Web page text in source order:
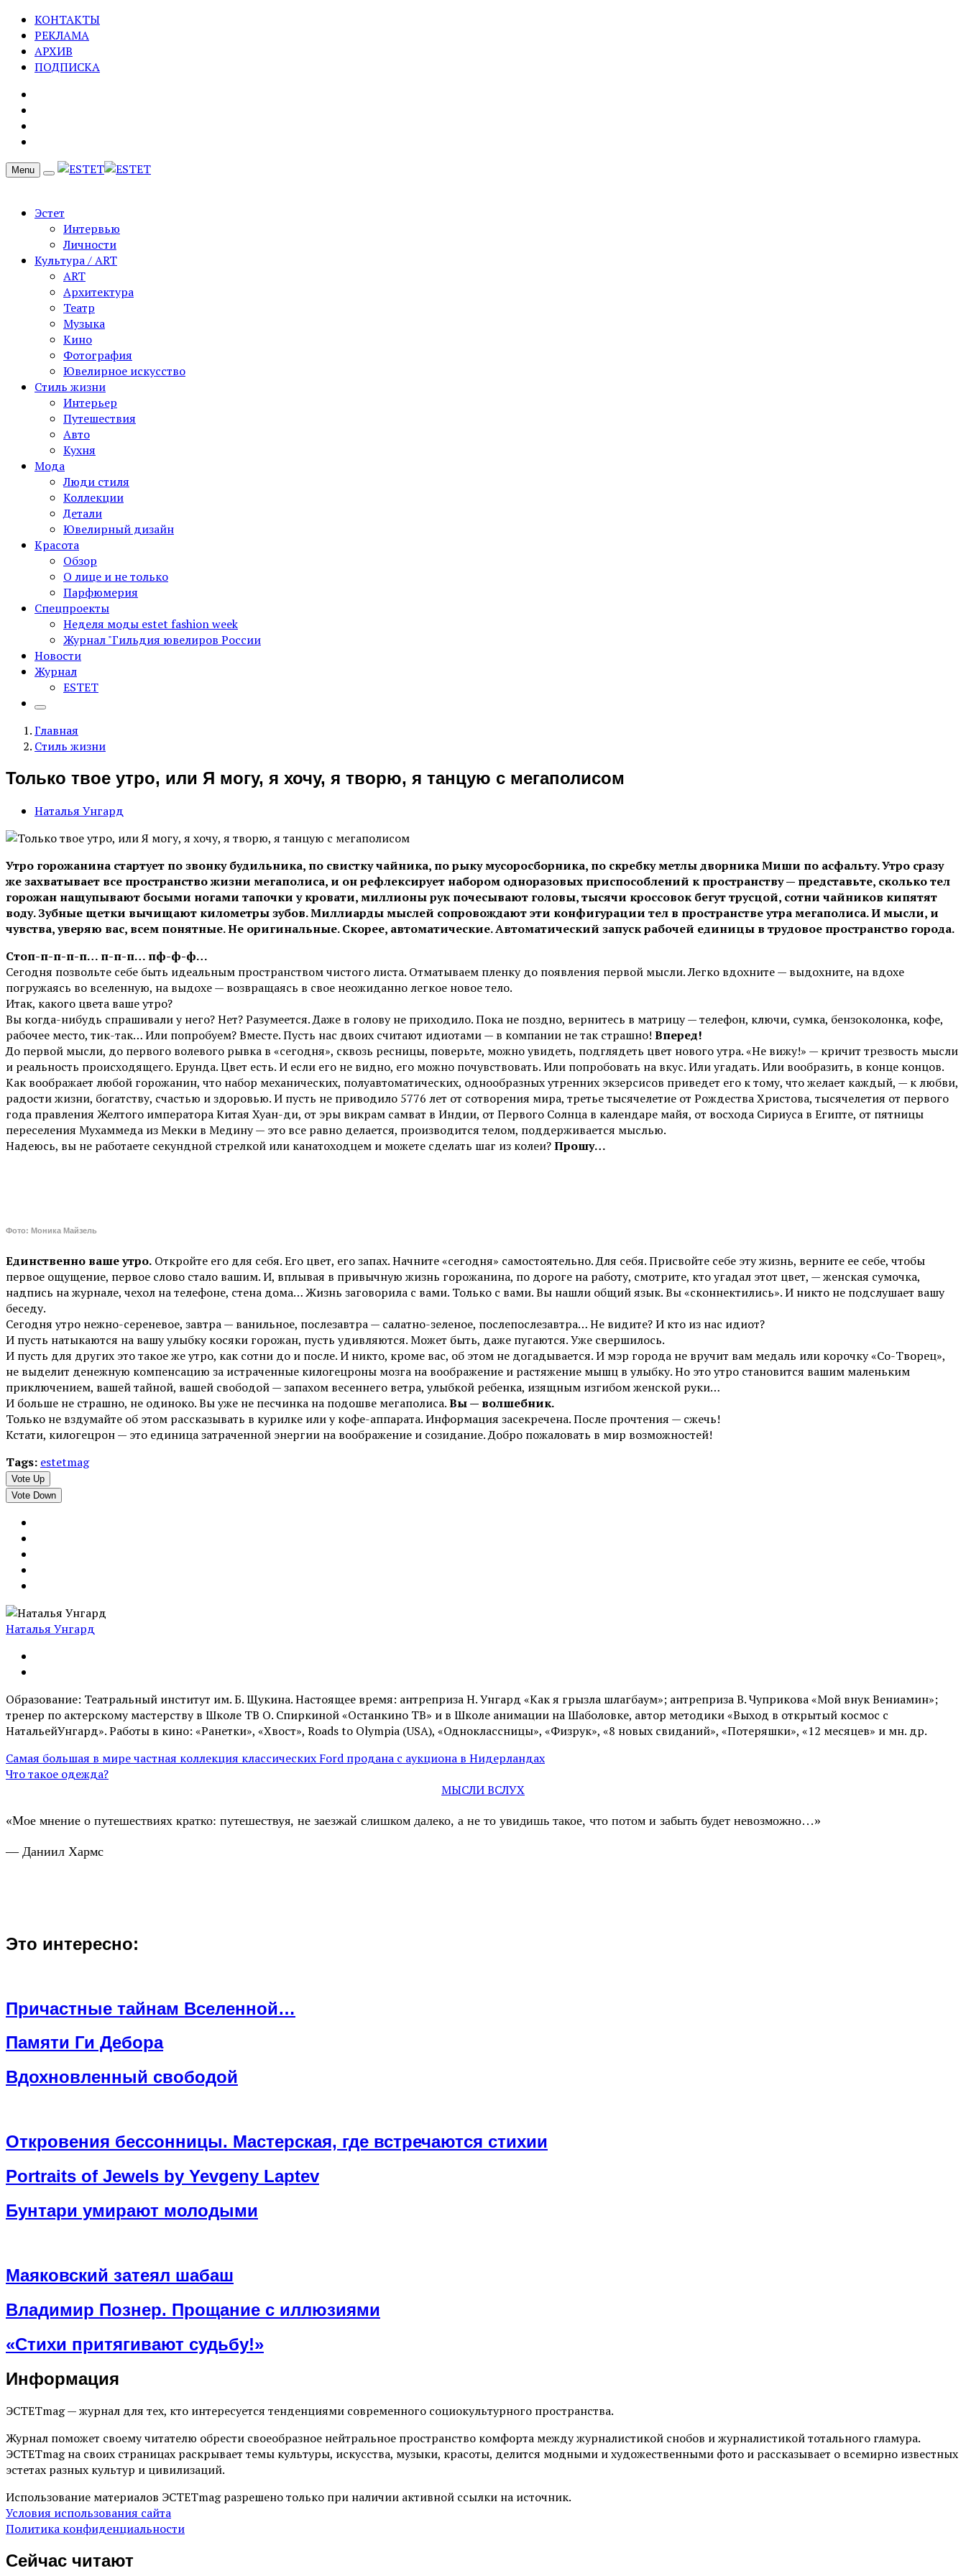
КОНТАКТЫ
РЕКЛАМА
АРХИВ
ПОДПИСКА
Menu
Эстет
Интервью
Личности
Культура / ART
ART
Архитектура
Театр
Музыка
Кино
Фотография
Ювелирное искусство
Стиль жизни
Интерьер
Путешествия
Авто
Кухня
Мода
Люди стиля
Коллекции
Детали
Ювелирный дизайн
Красота
Обзор
О лице и не только
Парфюмерия
Спецпроекты
Неделя моды estet fashion week
Журнал "Гильдия ювелиров России
Новости
Журнал
ESTET
Главная
Стиль жизни
Только твое утро, или Я могу, я хочу, я творю, я танцую с мегаполисом
Наталья Унгард
Утро горожанина стартует по звонку будильника, по свистку чайника, по рыку мусоросборника, по скребку метлы дворника Миши по асфальту. Утро сразу
же захватывает все пространство жизни мегаполиса, и он рефлексирует набором одноразовых приспособлений к пространству — представьте, сколько тел
горожан нащупывают босыми ногами тапочки у кровати, миллионы рук почесывают головы, тысячи кроссовок бегут трусцой, сотни чайников кипятят
воду. Зубные щетки вычищают километры зубов. Миллиарды мыслей сопровождают эти конфигурации тел в пространстве утра мегаполиса. И мысли, и
чувства, уверяю вас, всем понятные. Не оригинальные. Скорее, автоматические. Автоматический запуск рабочей единицы в трудовое пространство города.
Стоп-п-п-п-п… п-п-п… пф-ф-ф…
Сегодня позвольте себе быть идеальным пространством чистого листа. Отматываем пленку до появления первой мысли. Легко вдохните — выдохните, на вдохе
погружаясь во вселенную, на выдохе — возвращаясь в свое неожиданно легкое новое тело.
Итак, какого цвета ваше утро?
Вы когда-нибудь спрашивали у него? Нет? Разумеется. Даже в голову не приходило. Пока не поздно, вернитесь в матрицу — телефон, ключи, сумка, бензоколонка, кофе,
рабочее место, тик-так… Или попробуем? Вместе. Пусть нас двоих считают идиотами — в компании не так страшно! Вперед!
До первой мысли, до первого волевого рывка в «сегодня», сквозь ресницы, поверьте, можно увидеть, подглядеть цвет нового утра. «Не вижу!» — кричит трезвость мысли
и реальность происходящего. Ерунда. Цвет есть. И если его не видно, его можно почувствовать. Или попробовать на вкус. Или угадать. Или вообразить, в конце концов.
Как воображает любой горожанин, что набор механических, полуавтоматических, однообразных утренних экзерсисов приведет его к тому, что желает каждый, — к любви,
радости жизни, богатству, счастью и здоровью. И пусть не приводило 5776 лет от сотворения мира, третье тысячелетие от Рождества Христова, тысячелетия от первого
года правления Желтого императора Китая Хуан-ди, от эры викрам самват в Индии, от Первого Солнца в календаре майя, от восхода Сириуса в Египте, от пятницы
переселения Мухаммеда из Мекки в Медину — это все равно делается, производится телом, поддерживается мыслью.
Надеюсь, вы не работаете секундной стрелкой или канатоходцем и можете сделать шаг из колеи?Прошу…
Фото: Моника Майзель
Единственно ваше утро. Откройте его для себя. Его цвет, его запах. Начните «сегодня» самостоятельно. Для себя. Присвойте себе эту жизнь, верните ее себе, чтобы
первое ощущение, первое слово стало вашим. И, вплывая в привычную жизнь горожанина, по дороге на работу, смотрите, кто угадал этот цвет, — женская сумочка,
надпись на журнале, чехол на телефоне, стена дома… Жизнь заговорила с вами. Только с вами. Вы нашли общий язык. Вы «сконнектились». И никто не подслушает вашу
беседу.
Сегодня утро нежно-сереневое, завтра — ванильное, послезавтра — салатно-зеленое, послепослезавтра… Не видите? И кто из нас идиот?
И пусть натыкаются на вашу улыбку косяки горожан, пусть удивляются. Может быть, даже пугаются. Уже свершилось.
И пусть для других это такое же утро, как сотни до и после. И никто, кроме вас, об этом не догадывается. И мэр города не вручит вам медаль или корочку «Со-Творец»,
не выделит денежную компенсацию за истраченные килогецроны мозга на воображение и растяжение мышц в улыбку. Но это утро становится вашим маленьким
приключением, вашей тайной, вашей свободой — запахом весеннего ветра, улыбкой ребенка, изящным изгибом женской руки…
И больше не страшно, не одиноко. Вы уже не песчинка на подошве мегаполиса.Вы — волшебник.
Только не вздумайте об этом рассказывать в курилке или у кофе-аппарата. Информация засекречена. После прочтения — сжечь!
Кстати, килогецрон — это единица затраченной энергии на воображение и созидание. Добро пожаловать в мир возможностей!
Tags: estetmag
Vote Up
Vote Down
Наталья Унгард
Образование: Театральный институт им. Б. Щукина. Настоящее время: антреприза Н. Унгард «Как я грызла шлагбаум»; антреприза В. Чуприкова «Мой внук Вениамин»;
тренер по актерскому мастерству в Школе ТВ О. Спиркиной «Останкино ТВ» и в Школе анимации на Шаболовке, автор методики «Выход в открытый космос с
НатальейУнгард». Работы в кино: «Ранетки», «Хвост», Roads to Olympia (USA), «Одноклассницы», «Физрук», «8 новых свиданий», «Потеряшки», «12 месяцев» и мн. др.
Самая большая в мире частная коллекция классических Ford продана с аукциона в Нидерландах
Что такое одежда?
МЫСЛИ ВСЛУХ
«Мое мнение о путешествиях кратко: путешествуя, не заезжай слишком далеко, а не то увидишь такое, что потом и забыть будет невозможно…»
— Даниил Хармс
Это интересно:
Причастные тайнам Вселенной…
Памяти Ги Дебора
Вдохновленный свободой
Откровения бессонницы. Мастерская, где встречаются стихии
Portraits of Jewels by Yevgeny Laptev
Бунтари умирают молодыми
Маяковский затеял шабаш
Владимир Познер. Прощание с иллюзиями
«Стихи притягивают судьбу!»
Информация
ЭСТЕТmag — журнал для тех, кто интересуется тенденциями современного социокультурного пространства.
Журнал поможет своему читателю обрести своеобразное нейтральное пространство комфорта между журналистикой снобов и журналистикой тотального гламура.
ЭСТЕТmag на своих страницах раскрывает темы культуры, искусства, музыки, красоты, делится модными и художественными фото и рассказывает о всемирно известных
эстетах разных культур и цивилизаций.
Использование материалов ЭСТЕТmag разрешено только при наличии активной ссылки на источник.
Условия использования сайта
Политика конфиденциальности
Сейчас читают